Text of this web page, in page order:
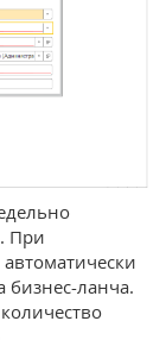
При
бизнес-ланча.